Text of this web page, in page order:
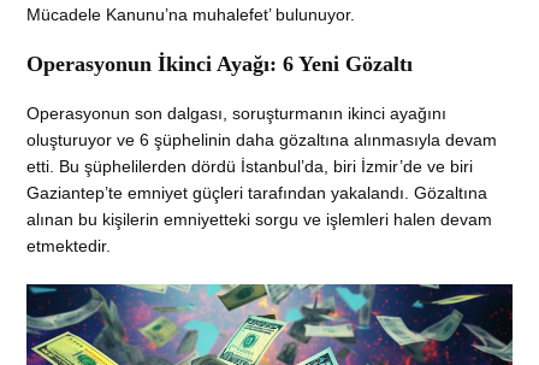
Mücadele Kanunu’na muhalefet’ bulunuyor.
Operasyonun İkinci Ayağı: 6 Yeni Gözaltı
Operasyonun son dalgası, soruşturmanın ikinci ayağını
oluşturuyor ve 6 şüphelinin daha gözaltına alınmasıyla devam
etti. Bu şüphelilerden dördü İstanbul’da, biri İzmir’de ve biri
Gaziantep’te emniyet güçleri tarafından yakalandı. Gözaltına
alınan bu kişilerin emniyetteki sorgu ve işlemleri halen devam
etmektedir.